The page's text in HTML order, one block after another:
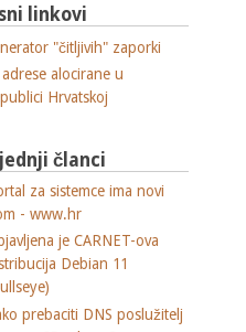
/ Croatian Linux Users' Convention 2012
linkovi
"čitljivih" zaporki
alocirane u
Hrvatskoj
članci
za sistemce ima novi
- www.hr
je CARNET-ova
Debian 11
prebaciti DNS poslužitelj